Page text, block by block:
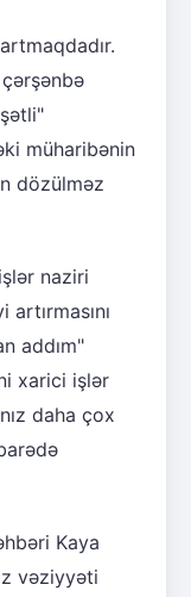
müharibənin
dözülməz
naziri
addım"
xarici işlər
daha çox
Kaya
vəziyyəti